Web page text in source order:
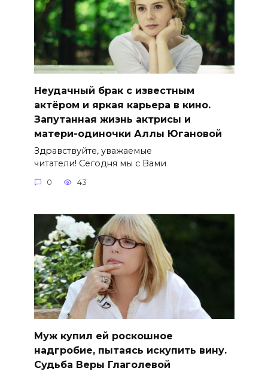
Неудачный брак с известным
актёром и яркая карьера в кино.
Запутанная жизнь актрисы и
матери-одиночки Аллы Югановой
Здравствуйте, уважаемые
читатели! Сегодня мы с Вами
0 43
Муж купил ей роскошное
надгробие, пытаясь искупить вину.
Судьба Веры Глаголевой